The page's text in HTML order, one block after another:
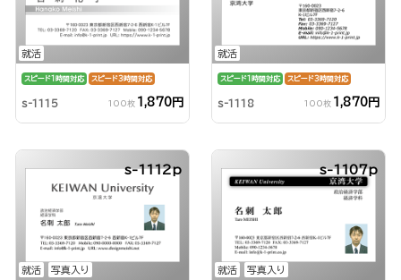
就活
スピード1時間対応 スピード3時間対応
s-1115 100枚 1,870円
就活
スピード1時間対応 スピード3時間対応
s-1118 100枚 1,870円
就活 写真入り
s-1112p
就活 写真入り
s-1107p